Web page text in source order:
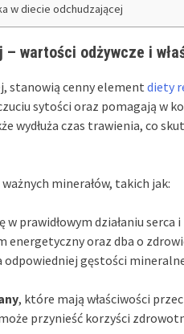
w diecie odchudzającej
wartości odżywcze i
stanowią cenny element diety
sytości oraz pomagają w
wydłuża czas trawienia, co
minerałów, takich jak:
prawidłowym działaniu serca
energetyczny oraz dba o
gęstości
, które mają właściwości
przynieść korzyści